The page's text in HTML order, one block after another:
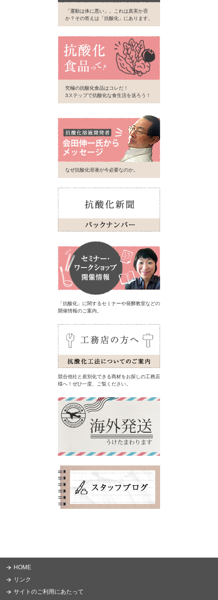
「運動は体に悪い」。これは真実か否
か？その答えは「抗酸化」にあります。
究極の抗酸化食品はコレだ！
3ステップで抗酸化な食生活を送ろう！
なぜ抗酸化溶液が今必要なのか。
「抗酸化」に関するセミナーや発酵教室などの
開催情報のご案内。
競合他社と差別化できる商材をお探しの工務店
様へ！ぜひ一度、ご覧ください。
HOME
リンク
サイトのご利用にあたって